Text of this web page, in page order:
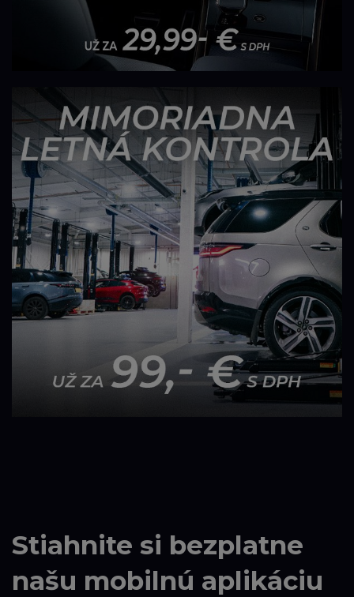
Stiahnite si bezplatne
našu mobilnú aplikáciu